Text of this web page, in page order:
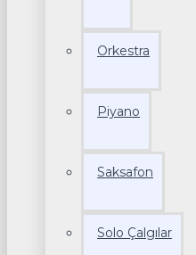
Orkestra
Piyano
Saksafon
Solo Çalgılar